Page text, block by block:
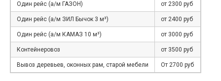
Один рейс (а/м ГАЗОН) от 2300 руб
Один рейс (а/м ЗИЛ Бычок 3 м³) от 2400 руб
Один рейс (а/м КАМАЗ 10 м³) от 3000 руб
Контейнеровоз от 3500 руб
Вывоз деревьев, оконных рам, старой мебели От 2700 руб